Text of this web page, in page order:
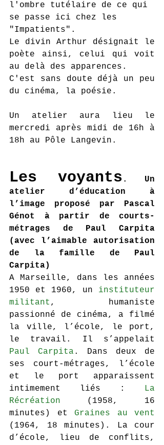
l'ombre tutélaire de ce qui
se passe ici chez les
"Impatients".
Le divin Arthur désignait le
poète ainsi, celui qui voit
au delà des apparences.
C'est sans doute déjà un peu
du cinéma, la poésie.
Un atelier aura lieu le
mercredi après midi de 16h à
18h au Pôle Langevin.
Les voyants . Un
atelier d’éducation à
l’image proposé par Pascal
Génot à partir de courts-
métrages de Paul Carpita
(avec l’aimable autorisation
de la famille de Paul
Carpita)
A Marseille, dans les années
1950 et 1960, un instituteur
militant , humaniste
passionné de cinéma, a filmé
la ville, l’école, le port,
Paul Carpita . Dans deux de
ses court-métrages, l’école
et le port apparaissent
intimement liés : La
Récréation (1958, 16
minutes) et Graines au vent
(1964, 18 minutes). La cour
d’école, lieu de conflits,